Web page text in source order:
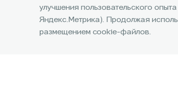
улучшения пользовательского
Яндекс.Метрика). Продолжая
размещением cookie-файлов.